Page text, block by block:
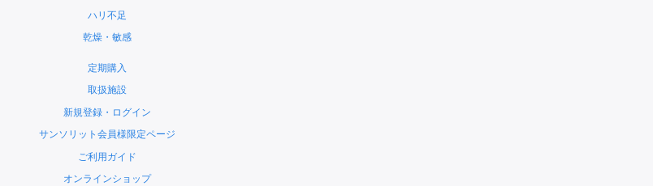
ハリ不足
乾燥・敏感
定期購入
取扱施設
新規登録・ログイン
サンソリット会員様限定ページ
ご利用ガイド
オンラインショップ